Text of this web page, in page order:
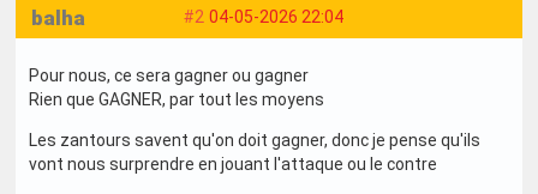
#2 04-05-2026 22:04
balha
Pour nous, ce sera gagner ou gagner
Rien que GAGNER, par tout les moyens
Les zantours savent qu'on doit gagner, donc je pense qu'ils
vont nous surprendre en jouant l'attaque ou le contre